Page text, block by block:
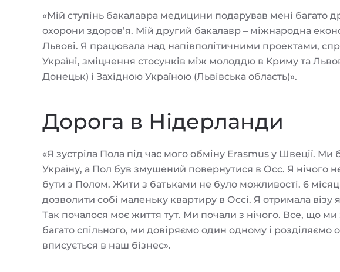
«Мій ступінь бакалавра медицини подарував мені багато
охорони здоров’я. Мій другий бакалавр – міжнародна
Львові. Я працювала над напівполітичними проектами,
Україні, зміцнення стосунків між молоддю в Криму та
Донецьк) і Західною Україною (Львівська область)».
Дорога в Нідерланди
«Я зустріла Пола під час мого обміну Erasmus у Швеції.
Україну, а Пол був змушений повернутися в Осс. Я нічого
бути з Полом. Жити з батьками не було можливості. 6
дозволити собі маленьку квартиру в Оссі. Я отримала візу
Так почалося моє життя тут. Ми почали з нічого. Все, що
багато спільного, ми довіряємо один одному і
вписується в наш бізнес».